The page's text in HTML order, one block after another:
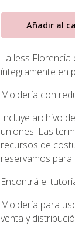
Añadir al
La less
íntegramente en
Moldería con
Incluye archivo
uniones. Las
recursos de
reservamos para
Encontrá el
Moldería para
venta y